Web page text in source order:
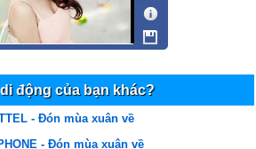
di động của bạn khác?
- Đón mùa xuân về
- Đón mùa xuân về